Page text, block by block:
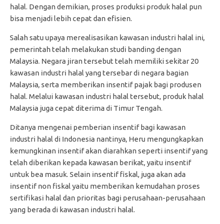
halal. Dengan demikian, proses produksi produk halal pun
bisa menjadi lebih cepat dan efisien.
Salah satu upaya merealisasikan kawasan industri halal ini,
pemerintah telah melakukan studi banding dengan
Malaysia. Negara jiran tersebut telah memiliki sekitar 20
kawasan industri halal yang tersebar di negara bagian
Malaysia, serta memberikan insentif pajak bagi produsen
halal. Melalui kawasan industri halal tersebut, produk halal
Malaysia juga cepat diterima di Timur Tengah.
Ditanya mengenai pemberian insentif bagi kawasan
industri halal di Indonesia nantinya, Heru mengungkapkan
kemungkinan insentif akan diarahkan seperti insentif yang
telah diberikan kepada kawasan berikat, yaitu insentif
untuk bea masuk. Selain insentif fiskal, juga akan ada
insentif non fiskal yaitu memberikan kemudahan proses
sertifikasi halal dan prioritas bagi perusahaan-perusahaan
yang berada di kawasan industri halal.